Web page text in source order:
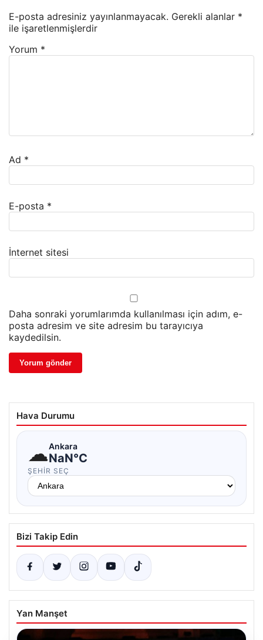
E-posta adresiniz yayınlanmayacak. Gerekli alanlar *
ile işaretlenmişlerdir
Yorum *
Ad *
E-posta *
İnternet sitesi
Daha sonraki yorumlarımda kullanılması için adım, e-
posta adresim ve site adresim bu tarayıcıya
kaydedilsin.
Hava Durumu
☁Ankara
NaN°C
ŞEHIR SEÇ
Bizi Takip Edin
Yan Manşet